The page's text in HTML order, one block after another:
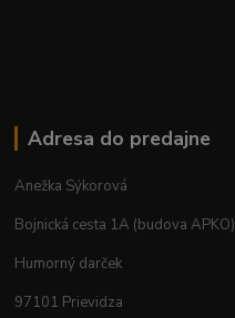
Adresa do predajne
Anežka Sýkorová
Bojnická cesta 1A (budova APKO)
Humorný darček
97101 Prievidza